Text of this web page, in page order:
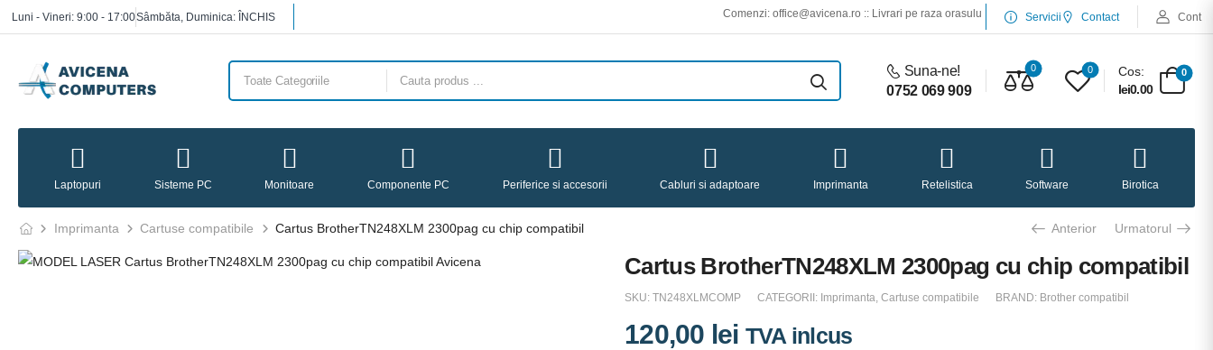
Luni - Vineri: 9:00 - 17:00Sâmbăta, Duminica: ÎNCHIS Comenzi: office@avicena.ro :: Livrari pe raza orasului Iasi :: Service desktop si laptop :: Service
Servicii Contact Cont
Suna-ne!
0752 069 909
0 0
Cos:
lei0.00
0
Laptopuri Sisteme PC Monitoare Componente PC Periferice si accesorii Cabluri si adaptoare Imprimanta Retelistica Software Birotica
Imprimanta Cartuse compatibile Cartus BrotherTN248XLM 2300pag cu chip compatibil Anterior Urmatorul
Cartus BrotherTN248XLM 2300pag cu chip compatibil
SKU: TN248XLMCOMP CATEGORII: Imprimanta, Cartuse compatibile BRAND: Brother compatibil
120,00 lei TVA inlcus